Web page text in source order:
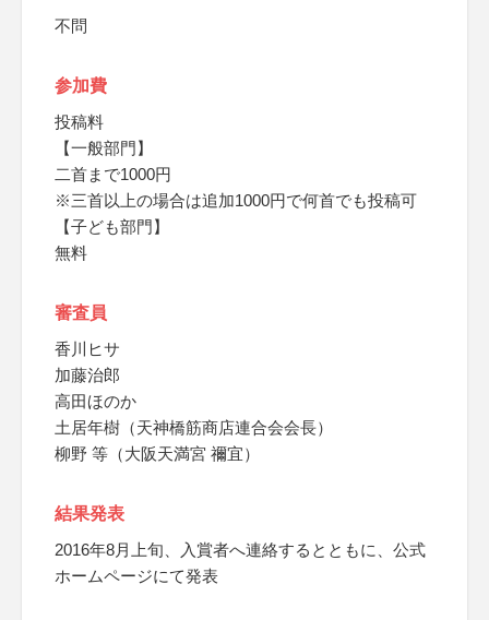
不問
参加費
投稿料
【一般部門】
二首まで1000円
※三首以上の場合は追加1000円で何首でも投稿可
【子ども部門】
無料
審査員
香川ヒサ
加藤治郎
高田ほのか
土居年樹（天神橋筋商店連合会会長）
柳野 等（大阪天満宮 禰宜）
結果発表
2016年8月上旬、入賞者へ連絡するとともに、公式
ホームページにて発表